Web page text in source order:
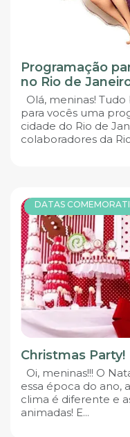
Programação
no Rio de
Olá, meninas!
para vocês uma
cidade do Rio de
colaboradores da
DATAS
Christmas Party!
Oi, meninas!!! O
essa época do ano,
clima é diferente e
animadas! E...